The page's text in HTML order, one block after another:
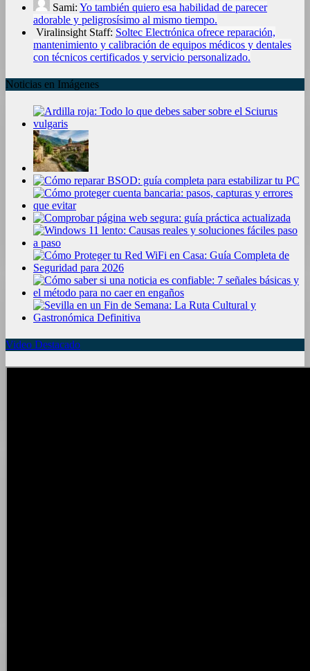
Sami: Yo también quiero esa habilidad de parecer
adorable y peligrosísimo al mismo tiempo.
Viralinsight Staff: Soltec Electrónica ofrece reparación,
mantenimiento y calibración de equipos médicos y dentales
con técnicos certificados y servicio personalizado.
Noticias en Imágenes
Video Destacado